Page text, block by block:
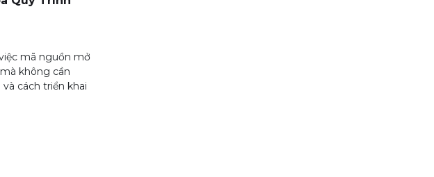
mã nguồn mở
không cần
cách triển khai